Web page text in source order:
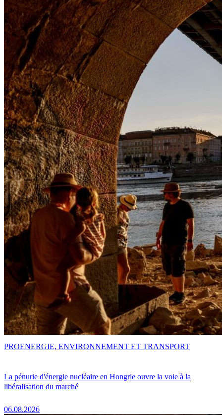
La pénurie d'énergie nucléaire en Hongrie ouvre la voie à la
libéralisation du marché
06.08.2026
PROENERGIE, ENVIRONNEMENT ET TRANSPORT